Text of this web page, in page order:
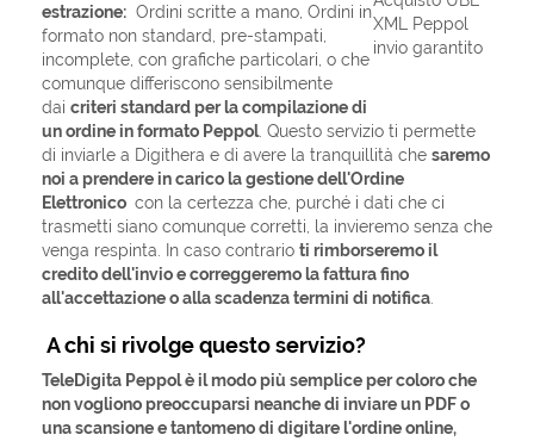
estrazione: Ordini scritte a mano, Ordini in
formato non standard, pre-stampati,
incomplete, con grafiche particolari, o che
comunque differiscono sensibilmente
dai criteri standard per la compilazione di
un ordine in formato Peppol. Questo servizio ti permette
di inviarle a Digithera e di avere la tranquillità che saremo
noi a prendere in carico la gestione dell'Ordine
Elettronico con la certezza che, purché i dati che ci
trasmetti siano comunque corretti, la invieremo senza che
venga respinta. In caso contrario ti rimborseremo il
credito dell'invio e correggeremo la fattura fino
all'accettazione o alla scadenza termini di notifica
A chi si rivolge questo servizio?
TeleDigita Peppol è il modo più semplice per coloro che
non vogliono preoccuparsi neanche di inviare un PDF o
una scansione e tantomeno di digitare l'ordine online,